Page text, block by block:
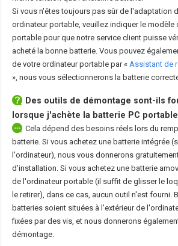
Si vous n'êtes toujours pas sûr de l'adaptation
ordinateur portable, veuillez indiquer le modèle
portable pour que notre service client puisse
acheté la bonne batterie. Vous pouvez
de votre ordinateur portable par « Assistant de
», nous vous sélectionnerons la batterie
Des outils de démontage sont-ils
lorsque j'achète la batterie PC
Cela dépend des besoins réels lors du
batterie. Si vous achetez une batterie intégrée
l'ordinateur), nous vous donnerons
d'installation. Si vous achetez une batterie
de l'ordinateur portable (il suffit de glisser le
le retirer), dans ce cas, aucun outil n'est fourni.
batteries soient situées à l'extérieur de
fixées par des vis, et nous donnerons
démontage.